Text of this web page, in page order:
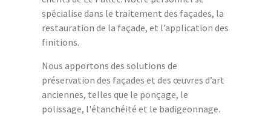
spécialise dans le traitement des façades, la
restauration de la façade, et l’application des
finitions.
Nous apportons des solutions de
préservation des façades et des œuvres d’art
anciennes, telles que le ponçage, le
polissage, l'étanchéité et le badigeonnage.